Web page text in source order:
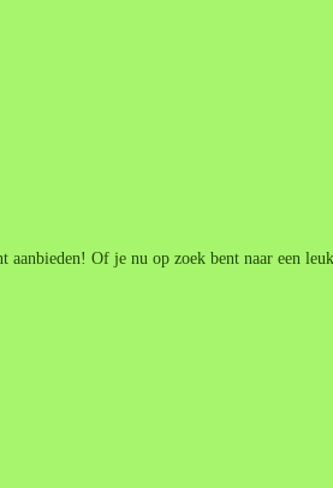
Of je nu op zoek bent naar een